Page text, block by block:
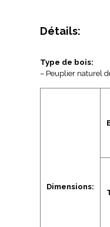
Détails:
Type de bois:
– Peuplier naturel
Dimensions: